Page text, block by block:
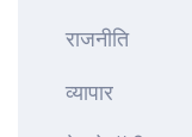
राजनीति
व्यापार